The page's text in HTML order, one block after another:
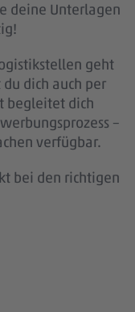
deine Unterlagen
geht
dich auch per
begleitet dich
–
verfügbar.
bei den richtigen